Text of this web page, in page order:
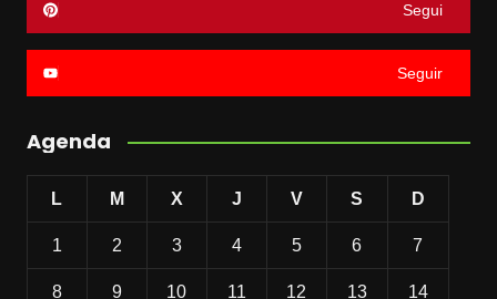
Segui
Seguir
Agenda
L M X J V S D
1 2 3 4 5 6 7
8 9 10 11 12 13 14